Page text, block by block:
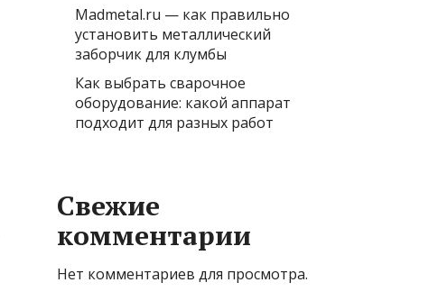
Madmetal.ru — как правильно
установить металлический
заборчик для клумбы
Как выбрать сварочное
оборудование: какой аппарат
подходит для разных работ
Свежие
комментарии
Нет комментариев для просмотра.